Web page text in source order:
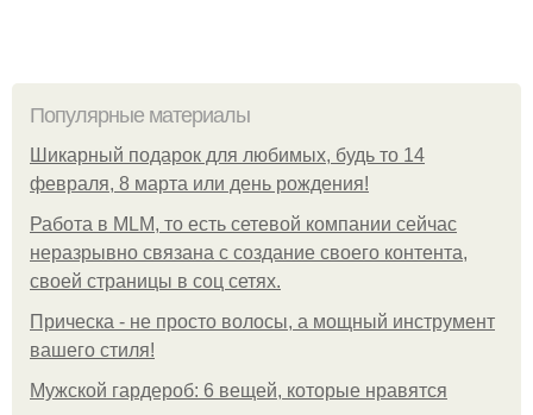
Популярные материалы
Шикарный подарок для любимых, будь то 14
февраля, 8 марта или день рождения!
Работа в MLM, то есть сетевой компании сейчас
неразрывно связана с создание своего контента,
своей страницы в соц сетях.
Прическа - не просто волосы, а мощный инструмент
вашего стиля!
Мужской гардероб: 6 вещей, которые нравятся